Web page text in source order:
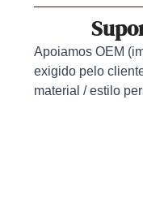
Apoiamos OEM
exigido pelo
material / estilo